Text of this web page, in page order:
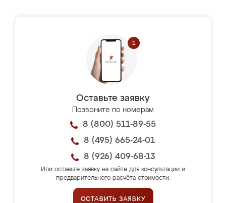
Оставьте заявку
Позвоните по номерам
8 (800) 511-89-55
8 (495) 665-24-01
8 (926) 409-68-13
Или оставьте заявку на сайте для консультации и
предварительного расчёта стоимости.
ОСТАВИТЬ ЗАЯВКУ